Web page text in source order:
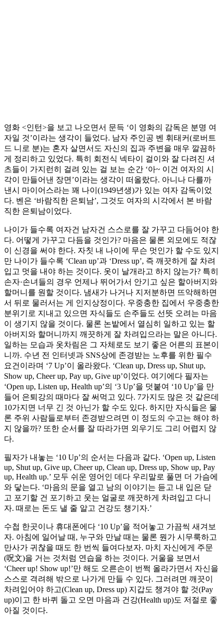
영화 <인턴>을 보고 나오면서 문득 ‘이 영화의 감독은 분명 여
자일 것’이라는 생각이 들었다. 남자 주인공 벤 휘태커(로버트
드 니로 분)는 혼자 살면서도 자신의 집과 주변을 매우 깔끔하
게 정리하고 있었다. 특히 회전식 넥타이 걸이와 잘 다려진 셔
츠들이 가지런히 걸려 있는 걸 보는 순간 ‘아~ 이건 여자의 시
각이 만들어낸 장면’이라는 생각이 떠올랐다. 아니나 다를까
낸시 마이어스라는 꽤 나이(1949년생)가 있는 여자 감독이었
다. 벤은 ‘바람직한 은퇴남’, 그것도 여자의 시각에서 본 바람
직한 은퇴남이었다.
나이가 들수록 여자건 남자건 스스로를 잘 가꾸고 다듬어야 한
다. 어떻게 가꾸고 다듬을 것인가? 마음은 물론 외모에도 적잖
이 신경을 써야 한다. 자칫 내 나이에 무슨 멋인가 할 수도 있지
만 나이가 들수록 ‘Clean up’과 ‘Dress up’, 즉 깨끗하게 잘 차려
입고 멋을 내야 하는 것이다. 옷이 날개라고 하지 않는가? 특히
손자·손녀들의 경우 언제나 뛰어가서 안기고 싶은 할아버지와
할머니를 원할 것이다. 냄새가 나거나 지저분하면 뜨악해하면
서 뒤로 물러서는 게 인지상정이다. 우중충한 집에서 우중충한
분위기로 지내고 있으면 자식들도 손주들도 선뜻 오려는 마음
이 생기지 않을 것이다. 물론 논밭에서 열심히 일하고 있는 할
아버지와 할머니까지 깨끗하게 잘 차려입으라는 말은 아니다.
일하는 모습과 옷차림은 그 자체로도 보기 좋은 어른의 표본이
니까. 수년 전 인터넷과 SNS상에 존경받는 노후를 위한 필수
요건이라며 ‘7 Up’이 올라왔다. ‘Clean up, Dress up, Shut up,
Show up, Cheer up, Pay up, Give up’이었다. 여기에다 필자는
‘Open up, Listen up, Health up’의 ‘3 Up’을 덧붙여 ‘10 Up’을 만
들어 은퇴강의 때마다 잘 써먹고 있다. 7가지도 많은 것 같은데
10가지면 너무 긴 것 아닌가 할 수도 있다. 하지만 자식들은 물
론 주위 사람들로부터 존경받으려면 이 정도의 수고는 해야 하
지 않을까? 또한 순서를 잘 따라가면 외우기도 그리 어렵지 않
다.
필자가 내놓는 ‘10 Up’의 순서는 다음과 같다. ‘Open up, Listen
up, Shut up, Give up, Cheer up, Clean up, Dress up, Show up, Pay
up, Health up.’ 모두 쉬운 영어인 데다 우리말로 풀면 더 가슴에
와 닿는다. ‘마음의 문을 열고 남의 이야기는 듣고 내 입은 닫
고 포기할 건 포기하고 웃는 얼굴로 깨끗하게 차려입고 다니
자. 때로는 돈도 낼 줄 알고 건강도 챙기자.’
수첩 한곳이나 휴대폰에다 ‘10 Up’을 적어놓고 가끔씩 새겨보
자. 아침에 일어날 때, 누구와 만날 때는 물론 뭔가 시무룩하고
만사가 귀찮을 때도 한 번씩 들여다보자. 마치 자신에게 주문
(呪文)을 거는 것처럼 연습을 하는 것이다. 거울을 보면서
‘Cheer up! Show up!’만 해도 오른손이 번쩍 올라가면서 자신을
스스로 격려해 밖으로 나가게 만들 수 있다. 그러려면 깨끗이
차려입어야 하고(Clean up, Dress up) 지갑도 챙겨야 할 것(Pay
up)이고 한 바퀴 돌고 오면 마음과 건강(Health up)도 저절로 좋
아질 것이다.